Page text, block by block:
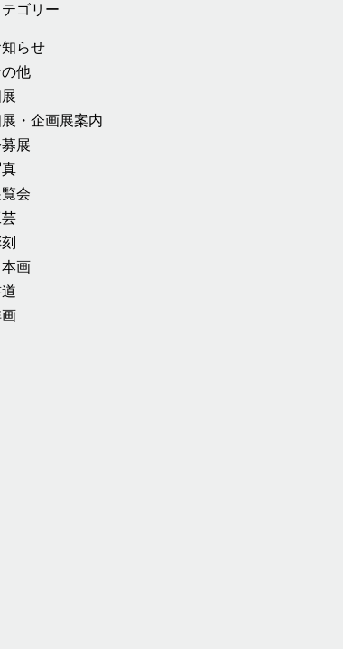
テゴリー
らせ
他
・企画展案内
展
覧会
本画